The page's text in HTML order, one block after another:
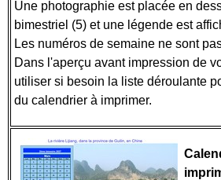
Une photographie est placée en
bimestriel (5) et une légende est
Les numéros de semaine ne sont
Dans l'aperçu avant impression de
utiliser si besoin la liste déroulante
du calendrier à imprimer.